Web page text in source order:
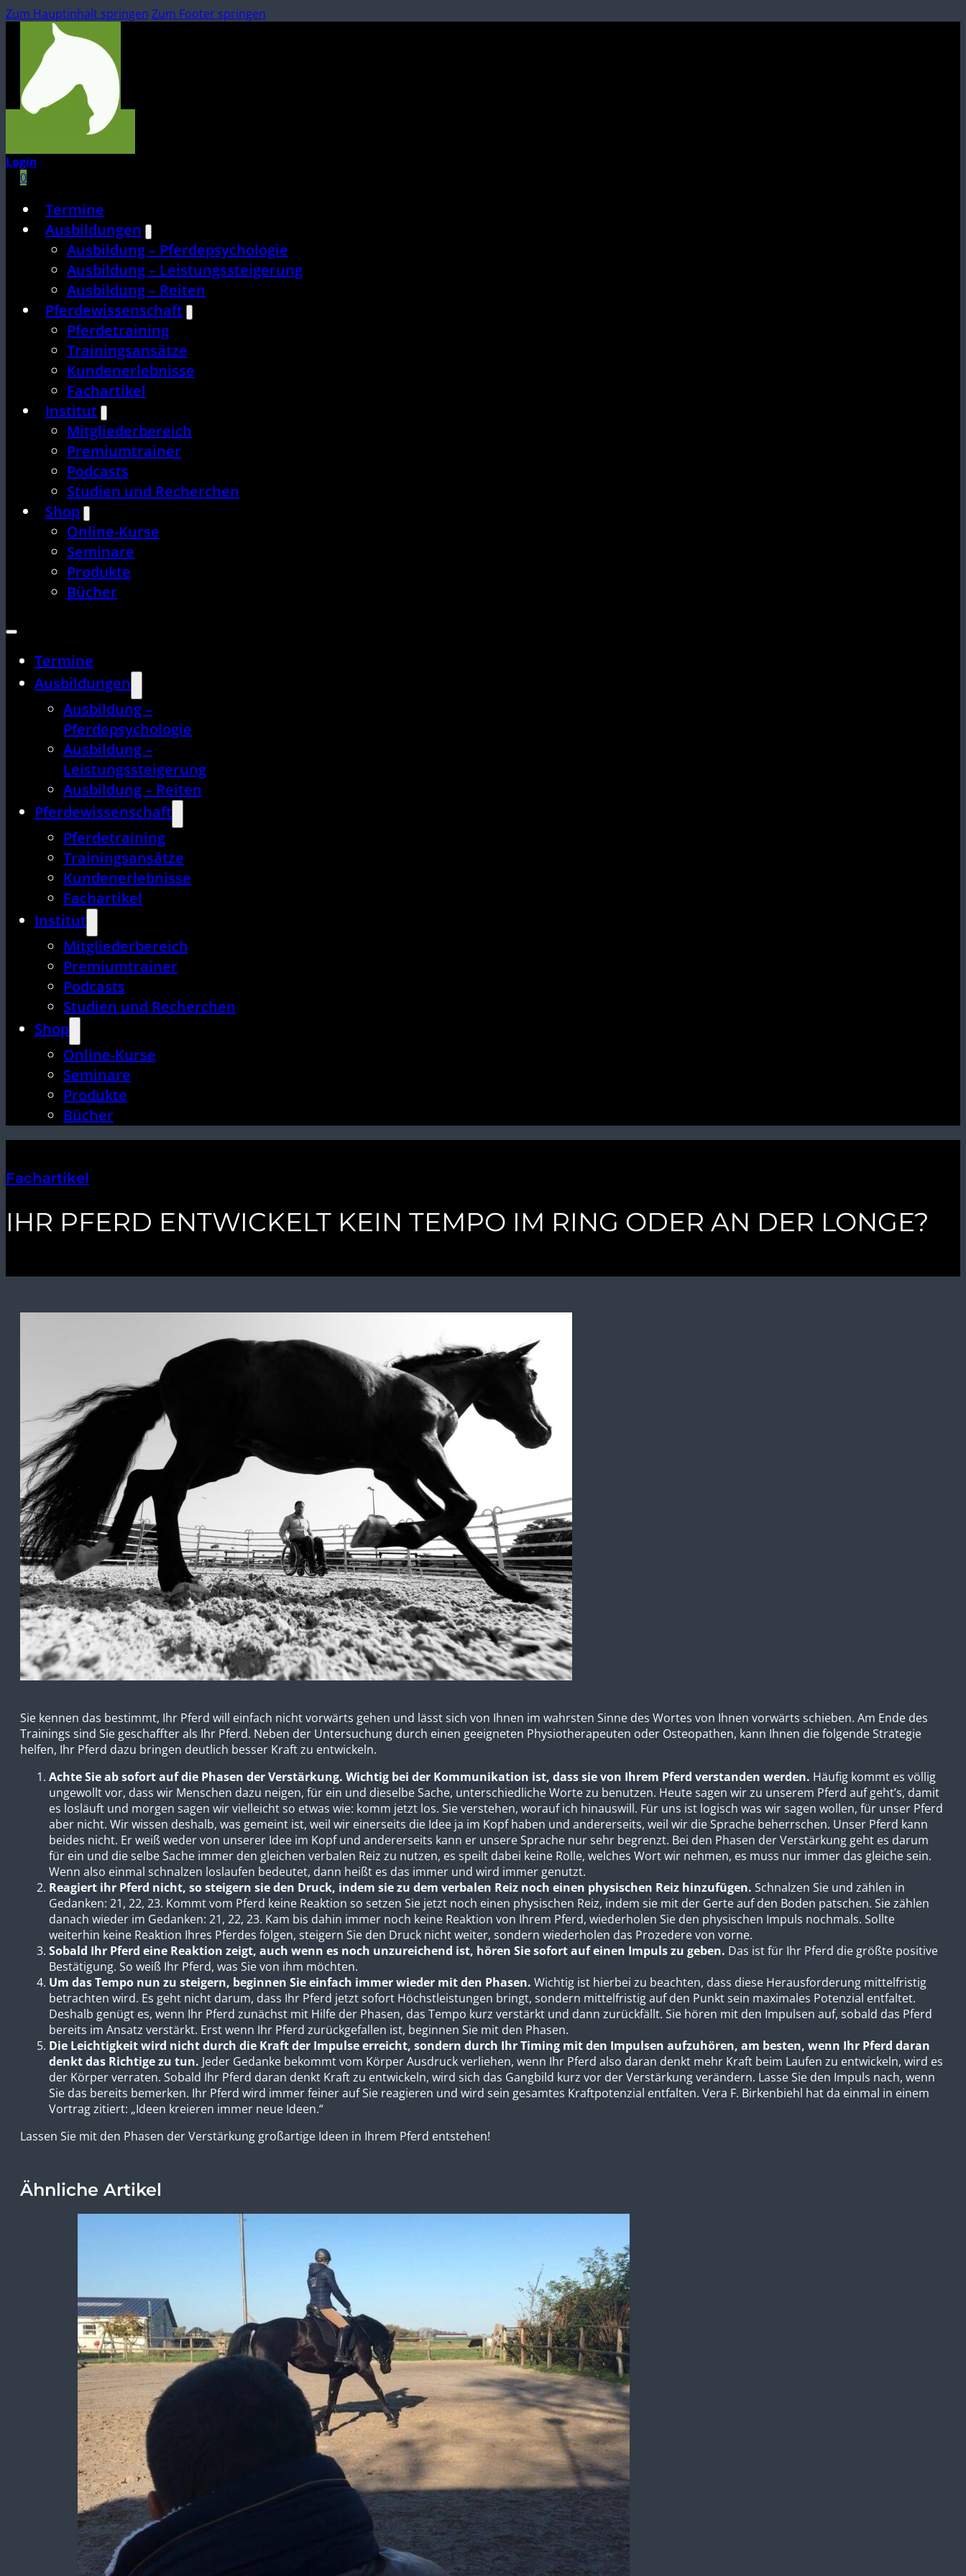
Zum Hauptinhalt springen Zum Footer springen
Login
0
Termine
Ausbildungen
Ausbildung – Pferdepsychologie
Ausbildung – Leistungssteigerung
Ausbildung – Reiten
Pferdewissenschaft
Pferdetraining
Trainingsansätze
Kundenerlebnisse
Fachartikel
Institut
Mitgliederbereich
Premiumtrainer
Podcasts
Studien und Recherchen
Shop
Online-Kurse
Seminare
Produkte
Bücher
Termine
Ausbildungen
Ausbildung –
Pferdepsychologie
Ausbildung –
Leistungssteigerung
Ausbildung – Reiten
Pferdewissenschaft
Pferdetraining
Trainingsansätze
Kundenerlebnisse
Fachartikel
Institut
Mitgliederbereich
Premiumtrainer
Podcasts
Studien und Recherchen
Shop
Online-Kurse
Seminare
Produkte
Bücher
Fachartikel
IHR PFERD ENTWICKELT KEIN TEMPO IM RING ODER AN DER LONGE?
Sie kennen das bestimmt, Ihr Pferd will einfach nicht vorwärts gehen und lässt sich von Ihnen im wahrsten Sinne des Wortes von Ihnen vorwärts schieben. Am Ende des
Trainings sind Sie geschaffter als Ihr Pferd. Neben der Untersuchung durch einen geeigneten Physiotherapeuten oder Osteopathen, kann Ihnen die folgende Strategie
helfen, Ihr Pferd dazu bringen deutlich besser Kraft zu entwickeln.
Achte Sie ab sofort auf die Phasen der Verstärkung. Wichtig bei der Kommunikation ist, dass sie von Ihrem Pferd verstanden werden. Häufig kommt es völlig
ungewollt vor, dass wir Menschen dazu neigen, für ein und dieselbe Sache, unterschiedliche Worte zu benutzen. Heute sagen wir zu unserem Pferd auf geht’s, damit
es losläuft und morgen sagen wir vielleicht so etwas wie: komm jetzt los. Sie verstehen, worauf ich hinauswill. Für uns ist logisch was wir sagen wollen, für unser Pferd
aber nicht. Wir wissen deshalb, was gemeint ist, weil wir einerseits die Idee ja im Kopf haben und andererseits, weil wir die Sprache beherrschen. Unser Pferd kann
beides nicht. Er weiß weder von unserer Idee im Kopf und andererseits kann er unsere Sprache nur sehr begrenzt. Bei den Phasen der Verstärkung geht es darum
für ein und die selbe Sache immer den gleichen verbalen Reiz zu nutzen, es speilt dabei keine Rolle, welches Wort wir nehmen, es muss nur immer das gleiche sein.
Wenn also einmal schnalzen loslaufen bedeutet, dann heißt es das immer und wird immer genutzt.
Reagiert ihr Pferd nicht, so steigern sie den Druck, indem sie zu dem verbalen Reiz noch einen physischen Reiz hinzufügen. Schnalzen Sie und zählen in
Gedanken: 21, 22, 23. Kommt vom Pferd keine Reaktion so setzen Sie jetzt noch einen physischen Reiz, indem sie mit der Gerte auf den Boden patschen. Sie zählen
danach wieder im Gedanken: 21, 22, 23. Kam bis dahin immer noch keine Reaktion von Ihrem Pferd, wiederholen Sie den physischen Impuls nochmals. Sollte
weiterhin keine Reaktion Ihres Pferdes folgen, steigern Sie den Druck nicht weiter, sondern wiederholen das Prozedere von vorne.
Sobald Ihr Pferd eine Reaktion zeigt, auch wenn es noch unzureichend ist, hören Sie sofort auf einen Impuls zu geben. Das ist für Ihr Pferd die größte positive
Bestätigung. So weiß Ihr Pferd, was Sie von ihm möchten.
Um das Tempo nun zu steigern, beginnen Sie einfach immer wieder mit den Phasen. Wichtig ist hierbei zu beachten, dass diese Herausforderung mittelfristig
betrachten wird. Es geht nicht darum, dass Ihr Pferd jetzt sofort Höchstleistungen bringt, sondern mittelfristig auf den Punkt sein maximales Potenzial entfaltet.
Deshalb genügt es, wenn Ihr Pferd zunächst mit Hilfe der Phasen, das Tempo kurz verstärkt und dann zurückfällt. Sie hören mit den Impulsen auf, sobald das Pferd
bereits im Ansatz verstärkt. Erst wenn Ihr Pferd zurückgefallen ist, beginnen Sie mit den Phasen.
Die Leichtigkeit wird nicht durch die Kraft der Impulse erreicht, sondern durch Ihr Timing mit den Impulsen aufzuhören, am besten, wenn Ihr Pferd daran
denkt das Richtige zu tun. Jeder Gedanke bekommt vom Körper Ausdruck verliehen, wenn Ihr Pferd also daran denkt mehr Kraft beim Laufen zu entwickeln, wird es
der Körper verraten. Sobald Ihr Pferd daran denkt Kraft zu entwickeln, wird sich das Gangbild kurz vor der Verstärkung verändern. Lasse Sie den Impuls nach, wenn
Sie das bereits bemerken. Ihr Pferd wird immer feiner auf Sie reagieren und wird sein gesamtes Kraftpotenzial entfalten. Vera F. Birkenbiehl hat da einmal in einem
Vortrag zitiert: „Ideen kreieren immer neue Ideen.“
Lassen Sie mit den Phasen der Verstärkung großartige Ideen in Ihrem Pferd entstehen!
Ähnliche Artikel